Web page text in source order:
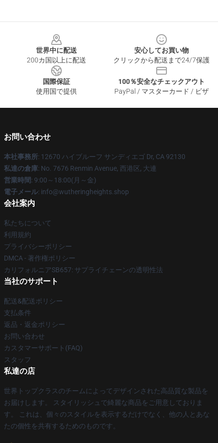
世界中に配送
200カ国以上に配送
安心してお買い物
クリックから配送まで24/7保護
国際保証
使用国で提供
100％安全なチェックアウト
PayPal / マスターカード / ビザ
お問い合わせ
本社事務所: 12670 ハイブルーフ サンディエゴ Dr, CA 92130
私達の倉庫: No. 7676 Renmin Avenue, 西港区, 大連
営業時間: 9:00～18:00(月～金)
電子メール: info@wutheringheights.shop
会社案内
私たちについて
利用規約
プライバシーポリシー
DMCA - 著作権ポリシー
カリフォルニアSB657: サプライチェーンの透明性法
当社のサポート
配送&配送ポリシー
支払条件
返品・返金ポリシー
お問い合わせ
カスタマーサポート(FAQ)
スタッフ
私達の店
世界トップクラスのチームによってデザインされた高品質な製品を
お届けします。 スタイリッシュで綺麗な商品をご用意しておりま
す。 これは、個々のスタイルを表示するだけでなく、他の人とあな
たの個性を共有するためのものです。